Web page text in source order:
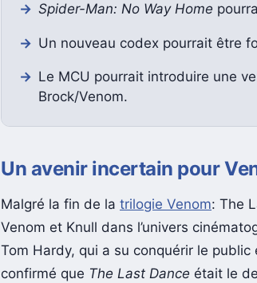
Spider-Man: No Way Home
Un nouveau codex pourrait être
Le MCU pourrait introduire une
Brock/Venom.
Un avenir incertain pour
Malgré la fin de la trilogie Venom: The
Venom et Knull dans l’univers
Tom Hardy, qui a su conquérir le public
confirmé que The Last Dance était le